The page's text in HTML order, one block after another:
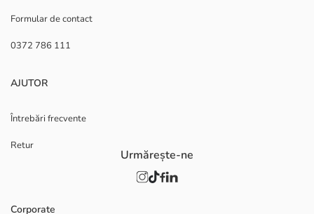
Formular de contact
0372 786 111
AJUTOR
Întrebări frecvente
Retur
Corporate
Urmărește-ne